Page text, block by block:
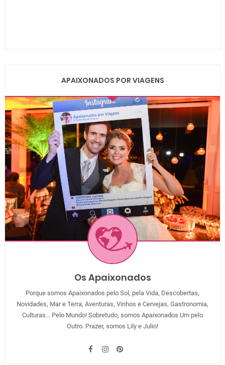
APAIXONADOS POR VIAGENS
Os Apaixonados
Porque somos Apaixonados pelo Sol, pela Vida, Descobertas,
Novidades, Mar e Terra, Aventuras, Vinhos e Cervejas, Gastronomia,
Culturas... Pelo Mundo! Sobretudo, somos Apaixonados Um pelo
Outro. Prazer, somos Lily e Julio!